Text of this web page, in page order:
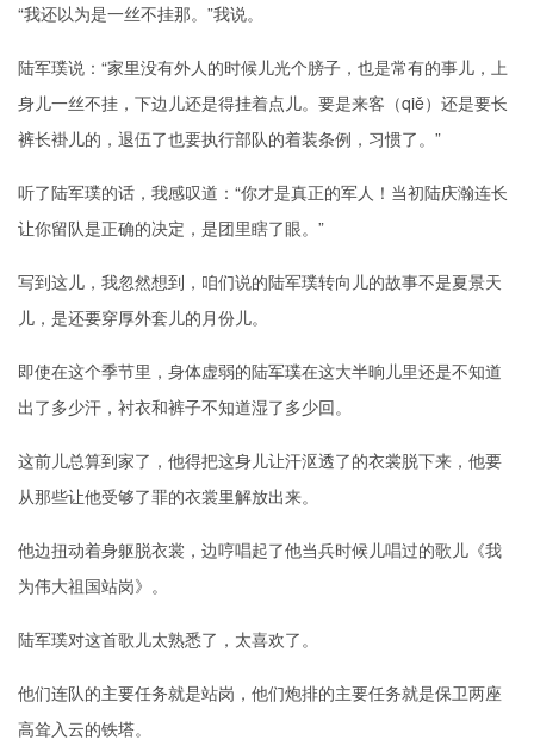
“我还以为是一丝不挂那。”我说。
陆军璞说：“家里没有外人的时候儿光个膀子，也是常有的事儿，上
身儿一丝不挂，下边儿还是得挂着点儿。要是来客（qiě）还是要长
裤长褂儿的，退伍了也要执行部队的着装条例，习惯了。”
听了陆军璞的话，我感叹道：“你才是真正的军人！当初陆庆瀚连长
让你留队是正确的决定，是团里瞎了眼。”
写到这儿，我忽然想到，咱们说的陆军璞转向儿的故事不是夏景天
儿，是还要穿厚外套儿的月份儿。
即使在这个季节里，身体虚弱的陆军璞在这大半晌儿里还是不知道
出了多少汗，衬衣和裤子不知道湿了多少回。
这前儿总算到家了，他得把这身儿让汗沤透了的衣裳脱下来，他要
从那些让他受够了罪的衣裳里解放出来。
他边扭动着身躯脱衣裳，边哼唱起了他当兵时候儿唱过的歌儿《我
为伟大祖国站岗》。
陆军璞对这首歌儿太熟悉了，太喜欢了。
他们连队的主要任务就是站岗，他们炮排的主要任务就是保卫两座
高耸入云的铁塔。